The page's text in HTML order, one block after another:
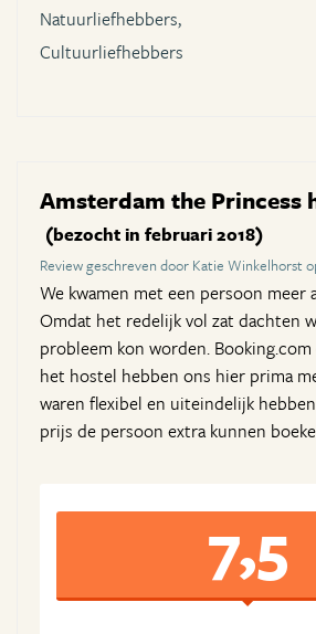
Natuurliefhebbers,
Cultuurliefhebbers
Amsterdam the Princess
(bezocht in februari 2018)
Review geschreven door Katie Winkelhorst
We kwamen met een persoon meer
Omdat het redelijk vol zat dachten
probleem kon worden.
het hostel hebben ons hier prima
waren flexibel en uiteindelijk
prijs de persoon extra kunnen
7,5